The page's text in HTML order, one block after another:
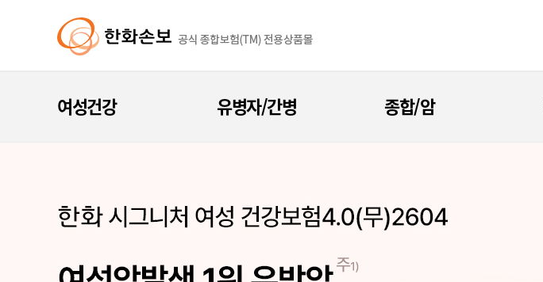
여성건강 유병자/간병 종합/암